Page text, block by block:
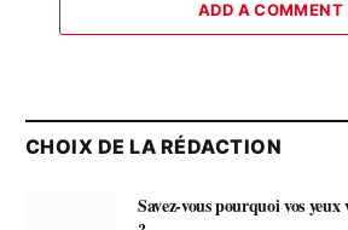
ADD A COMMENT
CHOIX DE LA RÉDACTION
Savez-vous pourquoi vos